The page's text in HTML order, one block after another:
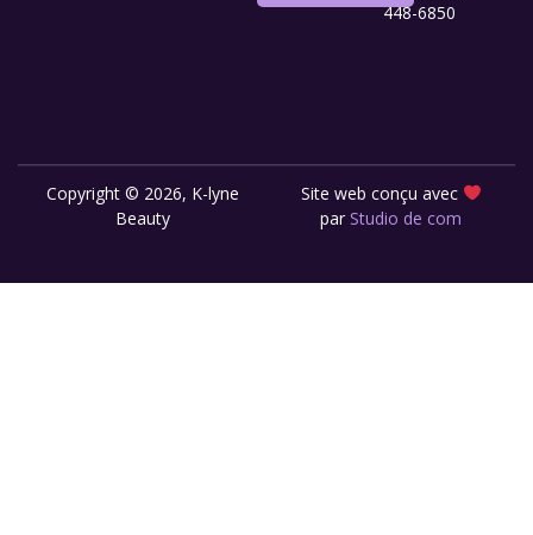
448-6850
Copyright © 2026, K-lyne
Beauty
Site web conçu avec
par Studio de com